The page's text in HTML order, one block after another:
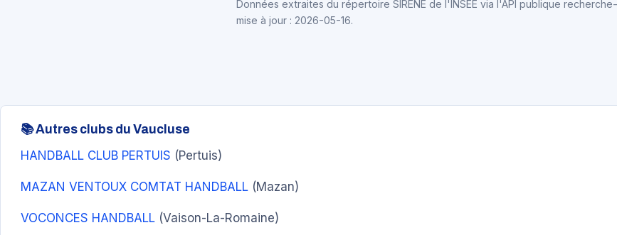
Données extraites du répertoire SIRENE de l'INSEE via l'API publique
mise à jour : 2026-05-16.
📚 Autres clubs du Vaucluse
HANDBALL CLUB PERTUIS (Pertuis)
MAZAN VENTOUX COMTAT HANDBALL (Mazan)
VOCONCES HANDBALL (Vaison-La-Romaine)